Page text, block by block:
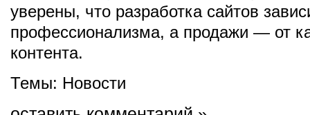
уверены, что разработка сайтов
профессионализма, а продажи — от
контента.
Темы: Новости